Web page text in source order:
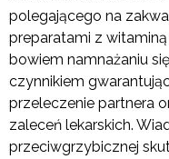
polegającego na
preparatami z
bowiem namnażaniu
czynnikiem
przeleczenie partnera
zaleceń lekarskich.
przeciwgrzybicznej